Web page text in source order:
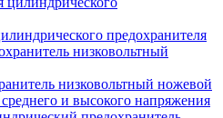
предохранителя
низковольтный ножевой
и высокого напряжения